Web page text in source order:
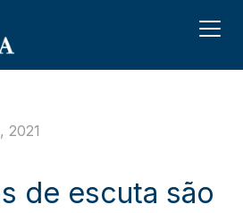
2021
de escuta são